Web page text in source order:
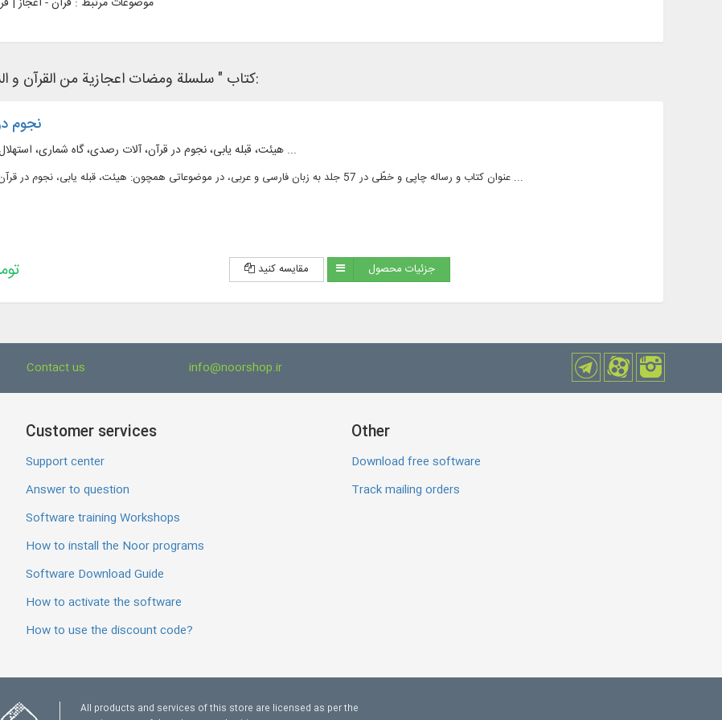
کتاب " سلسلة ومضات اعجازیة من القرآن و السنة النبویة " در نرم‌افزار کتابخانه ای زیر وجود دارد:
نجوم
هیئت، قبله‌ یابی، نجوم در قرآن، آلات رصدی، گاه‌ شماری، استهلال، جداول نجومی و ...
50 عنوان كتاب و رساله چاپی و خطّی در 57 جلد به زبان فارسی و عربی، در موضوعاتی همچون: هیئت، قبله‌ یابی، نجوم در قرآن، آلات رصدی و ...
مقایسه کنید جزئیات محصول
Contact us info@noorshop.ir
Customer services
Support center
Answer to question
Software training Workshops
How to install the Noor programs
Software Download Guide
How to activate the software
How to use the discount code?
Other
Download free software
Track mailing orders
All products and services of this store are licensed as per the